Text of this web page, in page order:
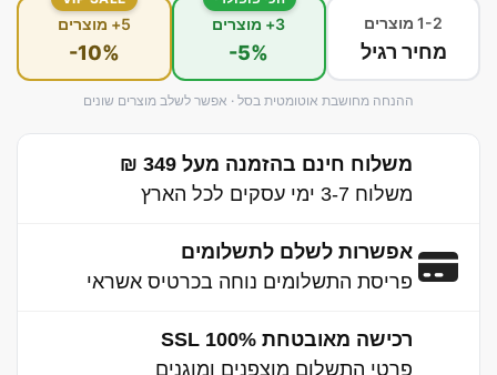
1-2 מוצרים
מחיר רגיל
3+ מוצרים
-5%
5+ מוצרים
-10%
ההנחה מחושבת אוטומטית בסל · אפשר לשלב מוצרים שונים
משלוח חינם בהזמנה מעל 349 ₪
משלוח 3-7 ימי עסקים לכל הארץ
אפשרות לשלם לתשלומים
פריסת התשלומים נוחה בכרטיס אשראי
רכישה מאובטחת 100% SSL
פרטי התשלום מוצפנים ומוגנים